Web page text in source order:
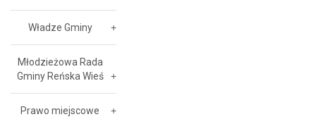
Władze Gminy
Młodzieżowa Rada
Gminy Reńska Wieś
Prawo miejscowe